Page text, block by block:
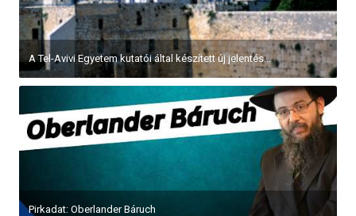
A Tel-Avivi Egyetem kutatói által készített új jelentés...
Pirkadat: Oberlander Báruch